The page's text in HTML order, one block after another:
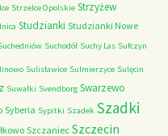
Strzelce Opolskie Strzyżew
Studzianki Studzianki Nowe
Suchodół Suchy Las Sufczyn
Sulisławice Sulmierzyce Sulęcin
Suwałki Svendborg Swarzewo
Syberia Sypitki Szadek Szadki
Szczaniec Szczecin